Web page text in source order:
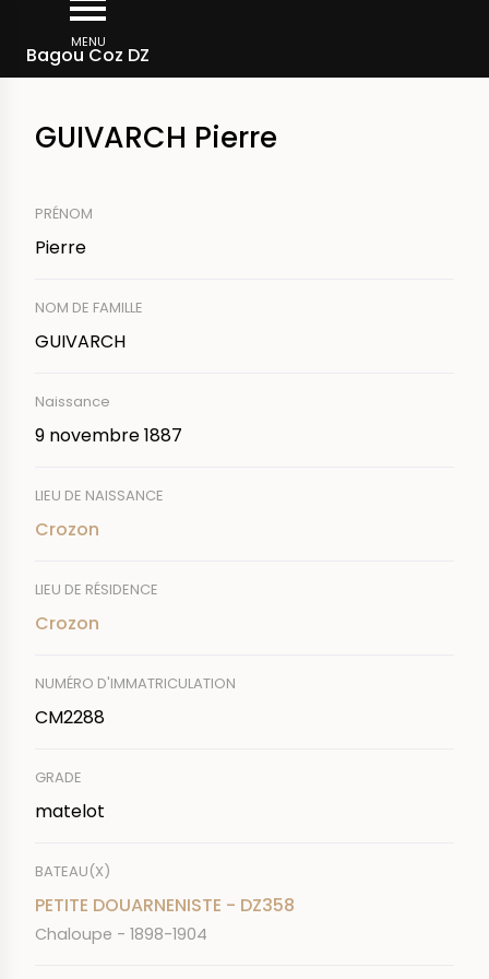
main
MENU
Bagou Coz DZ
Breadcrumb
Crew
GUIVARCH Pierre
PRÉNOM
Pierre
NOM DE FAMILLE
GUIVARCH
Naissance
9 novembre 1887
LIEU DE NAISSANCE
Crozon
LIEU DE RÉSIDENCE
Crozon
NUMÉRO D'IMMATRICULATION
CM2288
GRADE
matelot
BATEAU(X)
PETITE DOUARNENISTE - DZ358
Chaloupe - 1898-1904